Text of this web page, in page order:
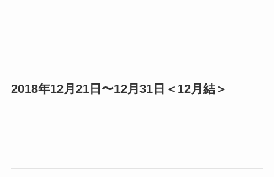
2018年12月21日〜12月31日＜12月結＞